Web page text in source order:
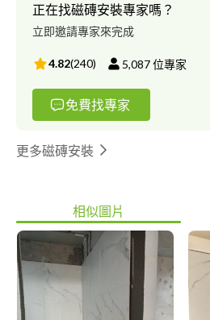
正在找磁磚安裝專家嗎？
立即邀請專家來完成
4.82(240) 5,087位專家
免費找專家
更多磁磚安裝
相似圖片